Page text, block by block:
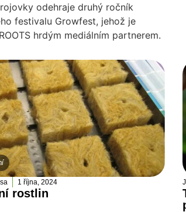
odehraje druhý ročník
festivalu Growfest, jehož je
hrdým mediálním partnerem.
1 října, 2024
rostlin